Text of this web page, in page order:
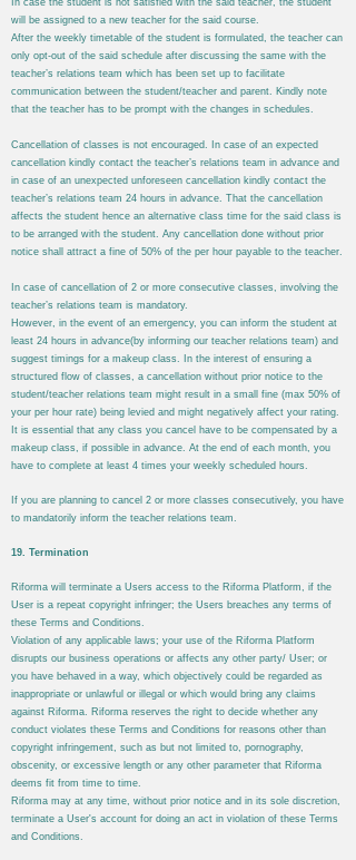
In case the student is not satisfied with the said teacher, the student
will be assigned to a new teacher for the said course.
After the weekly timetable of the student is formulated, the teacher can
only opt-out of the said schedule after discussing the same with the
teacher’s relations team which has been set up to facilitate
communication between the student/teacher and parent. Kindly note
that the teacher has to be prompt with the changes in schedules.
Cancellation of classes is not encouraged. In case of an expected
cancellation kindly contact the teacher’s relations team in advance and
in case of an unexpected unforeseen cancellation kindly contact the
teacher’s relations team 24 hours in advance. That the cancellation
affects the student hence an alternative class time for the said class is
to be arranged with the student. Any cancellation done without prior
notice shall attract a fine of 50% of the per hour payable to the teacher.
In case of cancellation of 2 or more consecutive classes, involving the
teacher’s relations team is mandatory.
However, in the event of an emergency, you can inform the student at
least 24 hours in advance(by informing our teacher relations team) and
suggest timings for a makeup class. In the interest of ensuring a
structured flow of classes, a cancellation without prior notice to the
student/teacher relations team might result in a small fine (max 50% of
your per hour rate) being levied and might negatively affect your rating.
It is essential that any class you cancel have to be compensated by a
makeup class, if possible in advance. At the end of each month, you
have to complete at least 4 times your weekly scheduled hours.
If you are planning to cancel 2 or more classes consecutively, you have
to mandatorily inform the teacher relations team.​​
19. Termination
Riforma will terminate a Users access to the Riforma Platform, if the
User is a repeat copyright infringer; the Users breaches any terms of
these Terms and Conditions.
Violation of any applicable laws; your use of the Riforma Platform
disrupts our business operations or affects any other party/ User; or
you have behaved in a way, which objectively could be regarded as
inappropriate or unlawful or illegal or which would bring any claims
against Riforma. Riforma reserves the right to decide whether any
conduct violates these Terms and Conditions for reasons other than
copyright infringement, such as but not limited to, pornography,
obscenity, or excessive length or any other parameter that Riforma
deems fit from time to time.
Riforma may at any time, without prior notice and in its sole discretion,
terminate a User's account for doing an act in violation of these Terms
and Conditions.